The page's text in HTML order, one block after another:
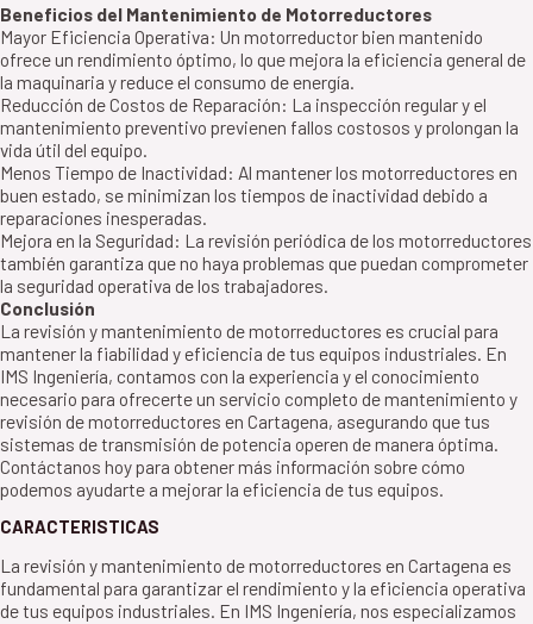
Beneficios del Mantenimiento de Motorreductores
Mayor Eficiencia Operativa: Un motorreductor bien mantenido
ofrece un rendimiento óptimo, lo que mejora la eficiencia general de
la maquinaria y reduce el consumo de energía.
Reducción de Costos de Reparación: La inspección regular y el
mantenimiento preventivo previenen fallos costosos y prolongan la
vida útil del equipo.
Menos Tiempo de Inactividad: Al mantener los motorreductores en
buen estado, se minimizan los tiempos de inactividad debido a
reparaciones inesperadas.
Mejora en la Seguridad: La revisión periódica de los motorreductores
también garantiza que no haya problemas que puedan comprometer
la seguridad operativa de los trabajadores.
Conclusión
La revisión y mantenimiento de motorreductores es crucial para
mantener la fiabilidad y eficiencia de tus equipos industriales. En
IMS Ingeniería, contamos con la experiencia y el conocimiento
necesario para ofrecerte un servicio completo de mantenimiento y
revisión de motorreductores en Cartagena, asegurando que tus
sistemas de transmisión de potencia operen de manera óptima.
Contáctanos hoy para obtener más información sobre cómo
podemos ayudarte a mejorar la eficiencia de tus equipos.
CARACTERISTICAS
La revisión y mantenimiento de motorreductores en Cartagena es
fundamental para garantizar el rendimiento y la eficiencia operativa
de tus equipos industriales. En IMS Ingeniería, nos especializamos